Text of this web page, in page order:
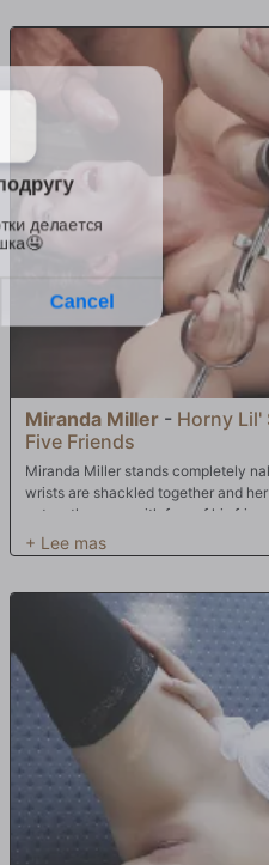
Miranda Miller - Horny Lil'
Five Friends
Miranda Miller stands completely
wrists are shackled together and
enters the room with four of his
replies with, "Yes Master". They
and grabbing at her naked body.
head from the metal cage and
does her best to please all of their
covered in her own spit. Next, they
and wrists both trapped in a metal
and then her ass back and forth.
hard until she cums multiple times
straightjacket and turn her over
turns fucking her hard,
against the leather. In the final
multiple ways. They fuck her pussy
Miranda screams in pleasure as
stretched and ruined and gets a